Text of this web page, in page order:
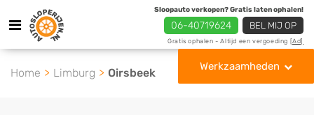
Sloopauto verkopen? Gratis laten ophalen!
06-40719624 BEL MIJ OP
Gratis ophalen - Altijd een vergoeding [Ad]
Werkzaamheden
Home Limburg Oirsbeek